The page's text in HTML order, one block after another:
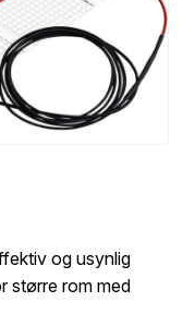
og usynlig
større rom med